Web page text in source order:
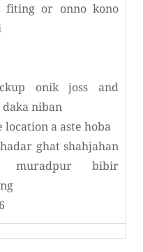
fiting or onno kono
onik joss and
daka niban
location a aste hoba
ghat shahjahan
bibir